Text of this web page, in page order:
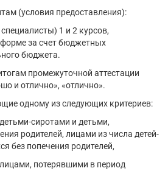
(условия предоставления):
1 и 2 курсов,
за счет бюджетных
бюджета.
промежуточной аттестации
и отлично», «отлично».
одному из следующих критериев:
сиротами и детьми,
родителей, лицами из числа детей-
без попечения родителей,
потерявшими в период